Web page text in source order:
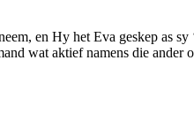
en Hy het Eva geskep as
wat aktief namens die